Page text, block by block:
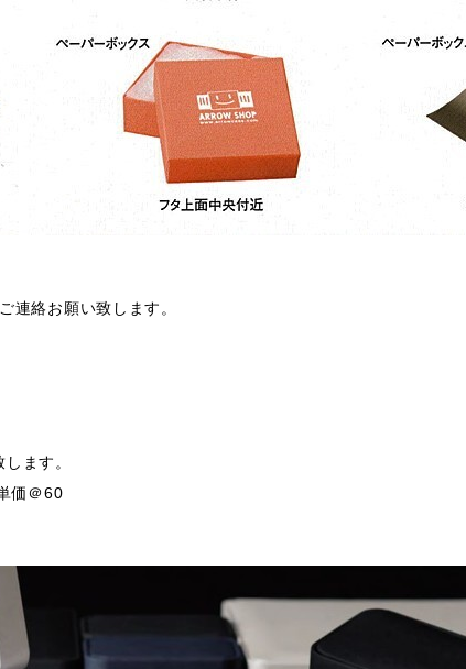
連絡お願い致します。
ます。
価＠60